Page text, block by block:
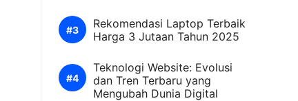
Rekomendasi Laptop Terbaik
Harga 3 Jutaan Tahun 2025
Teknologi Website: Evolusi
dan Tren Terbaru yang
Mengubah Dunia Digital